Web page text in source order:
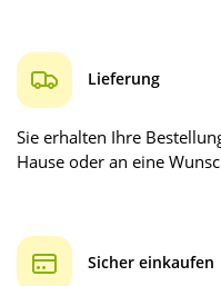
Lieferung
Sie erhalten Ihre
Hause oder an eine
Sicher einkaufen